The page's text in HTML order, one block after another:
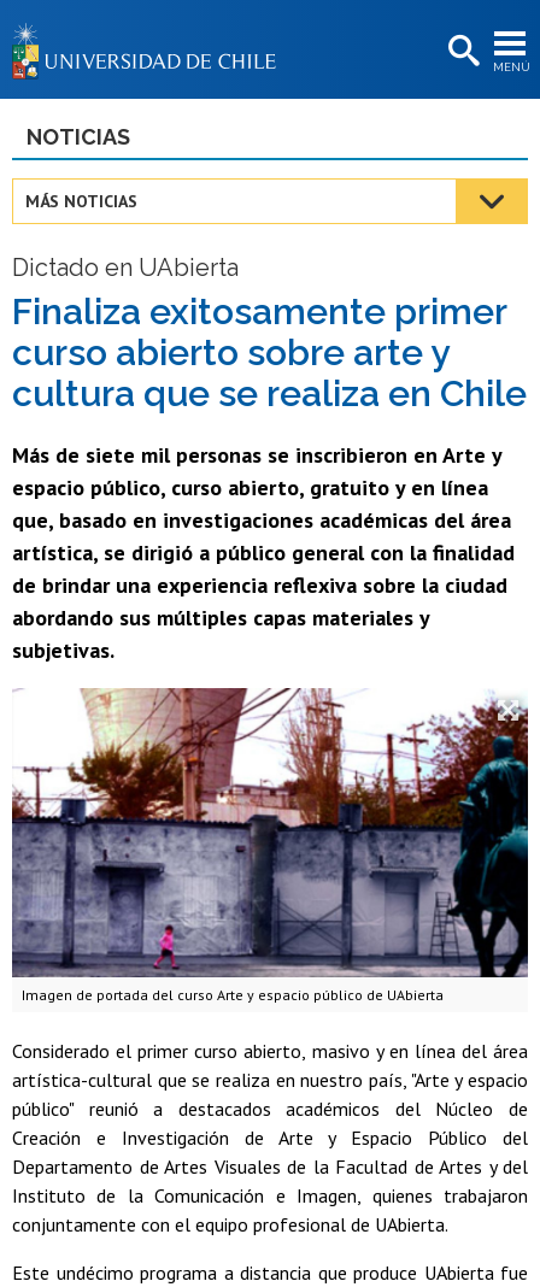
MENÚ
BIBLIOTECAS
Estudiantes
Académicas/os
Funcionarias/os
Egresadas/os
NOTICIAS
MÁS NOTICIAS
Dictado en UAbierta
Finaliza exitosamente primer
curso abierto sobre arte y
cultura que se realiza en Chile
Más de siete mil personas se inscribieron en Arte y
espacio público, curso abierto, gratuito y en línea
que, basado en investigaciones académicas del área
artística, se dirigió a público general con la finalidad
de brindar una experiencia reflexiva sobre la ciudad
abordando sus múltiples capas materiales y
subjetivas.
Imagen de portada del curso Arte y espacio público de UAbierta
Considerado el primer curso abierto, masivo y en línea del área
artística-cultural que se realiza en nuestro país, "Arte y espacio
público" reunió a destacados académicos del Núcleo de
Creación e Investigación de Arte y Espacio Público del
Departamento de Artes Visuales de la Facultad de Artes y del
Instituto de la Comunicación e Imagen, quienes trabajaron
conjuntamente con el equipo profesional de UAbierta.
Este undécimo programa a distancia que produce UAbierta fue